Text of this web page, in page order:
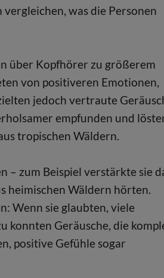
was die Personen
über Kopfhörer zu größerem
von positiveren Emotionen,
jedoch vertraute
empfunden und
tropischen Wäldern.
– zum Beispiel verstärkte sie
heimischen Wäldern hörten.
Wenn sie glaubten, viele
konnten Geräusche, die
positive Gefühle sogar